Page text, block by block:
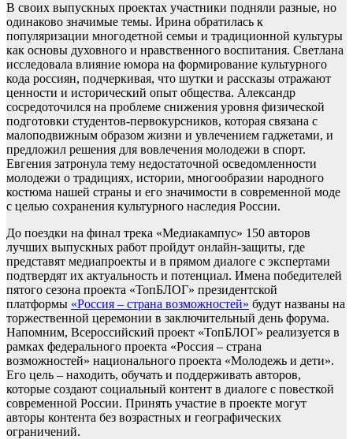
В своих выпускных проектах участники подняли разные, но
одинаково значимые темы. Ирина обратилась к
популяризации многодетной семьи и традиционной культуры
как основы духовного и нравственного воспитания. Светлана
исследовала влияние юмора на формирование культурного
кода россиян, подчеркивая, что шутки и рассказы отражают
ценности и исторический опыт общества. Александр
сосредоточился на проблеме снижения уровня физической
подготовки студентов-первокурсников, которая связана с
малоподвижным образом жизни и увлечением гаджетами, и
предложил решения для вовлечения молодежи в спорт.
Евгения затронула тему недостаточной осведомленности
молодежи о традициях, истории, многообразии народного
костюма нашей страны и его значимости в современной моде
с целью сохранения культурного наследия России.
До поездки на финал трека «Медиакампус» 150 авторов
лучших выпускных работ пройдут онлайн-защиты, где
представят медиапроекты и в прямом диалоге с экспертами
подтвердят их актуальность и потенциал. Имена победителей
пятого сезона проекта «ТопБЛОГ» президентской
платформы «Россия – страна возможностей» будут названы на
торжественной церемонии в заключительный день форума.
Напомним, Всероссийский проект «ТопБЛОГ» реализуется в
рамках федерального проекта «Россия – страна
возможностей» национального проекта «Молодежь и дети».
Его цель – находить, обучать и поддерживать авторов,
которые создают социальный контент в диалоге с повесткой
современной России. Принять участие в проекте могут
авторы контента без возрастных и географических
ограничений.